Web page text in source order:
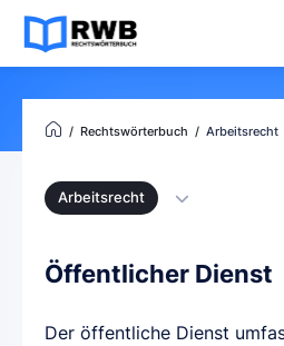
Rechtswörterbuch Arbeitsrecht
Arbeitsrecht
Öffentlicher Dienst
Der öffentliche Dienst